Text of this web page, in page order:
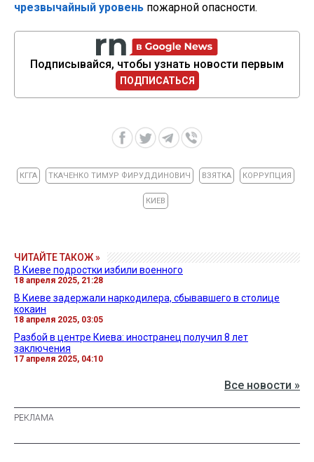
чрезвычайный уровень пожарной опасности.
Подписывайся, чтобы узнать новости первым
ПОДПИСАТЬСЯ
КГГА ТКАЧЕНКО ТИМУР ФИРУДДИНОВИЧ ВЗЯТКА КОРРУПЦИЯ
КИЕВ
ЧИТАЙТЕ ТАКОЖ »
В Киеве подростки избили военного
18 апреля 2025, 21:28
В Киеве задержали наркодилера, сбывавшего в столице
кокаин
18 апреля 2025, 03:05
Разбой в центре Киева: иностранец получил 8 лет
заключения
17 апреля 2025, 04:10
Все новости »